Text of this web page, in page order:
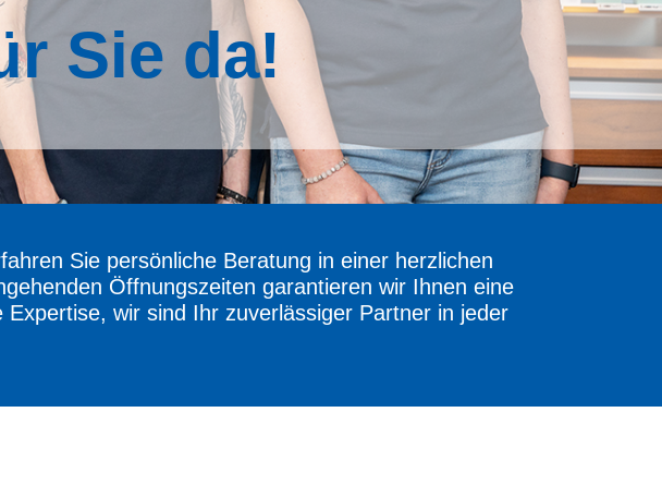
Sie da!
Sie persönliche Beratung in einer herzlichen
Öffnungszeiten garantieren wir Ihnen eine
wir sind Ihr zuverlässiger Partner in jeder